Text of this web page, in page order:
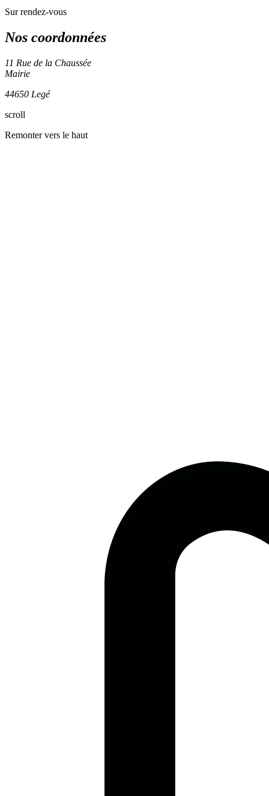
Sur rendez-vous
Nos coordonnées
11 Rue de la Chaussée
Mairie
44650 Legé
scroll
Remonter vers le haut